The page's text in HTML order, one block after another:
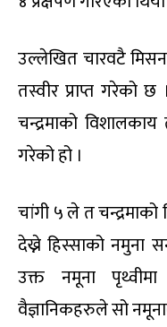
उल्लेखित चारवटै
तस्वीर प्राप्त गरेको
चन्द्रमाको
गरेको हो ।
चांगी ५ ले त चन्द्रमाको
देख्ने हिस्साको
उक्त नमूना
वैज्ञानिकहरुले सो